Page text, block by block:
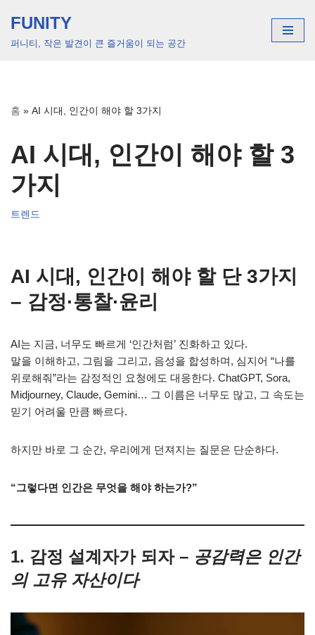
콘
건
기
FUNITY
퍼니티, 작은 발견이 큰 즐거움이 되는 공간
홈 » AI 시대, 인간이 해야 할 3가지
AI 시대, 인간이 해야 할 3
가지
트렌드
AI 시대, 인간이 해야 할 단 3가지
– 감정·통찰·윤리
AI는 지금, 너무도 빠르게 ‘인간처럼’ 진화하고 있다.
말을 이해하고, 그림을 그리고, 음성을 합성하며, 심지어 “나를
위로해줘”라는 감정적인 요청에도 대응한다. ChatGPT, Sora,
Midjourney, Claude, Gemini… 그 이름은 너무도 많고, 그 속도는
믿기 어려울 만큼 빠르다.
하지만 바로 그 순간, 우리에게 던져지는 질문은 단순하다.
“그렇다면 인간은 무엇을 해야 하는가?”
1. 감정 설계자가 되자 – 공감력은 인간
의 고유 자산이다